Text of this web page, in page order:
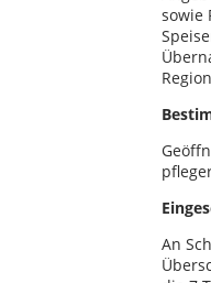
sowie
An